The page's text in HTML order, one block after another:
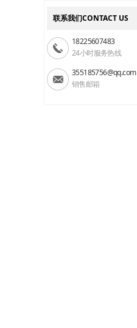
联系我们CONTACT US
18225607483
24小时服务热线
355185756@qq.com
销售邮箱